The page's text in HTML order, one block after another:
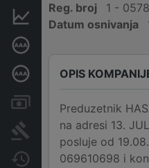
Finansijski podaci
Dubinska bonitetna
Računi i blokade
Arhiva sudskih objava
Promjene
Reg. broj
1 -
Datum osnivanja
OPIS
Preduzetnik
na adresi 13.
posluje od
069610698 i